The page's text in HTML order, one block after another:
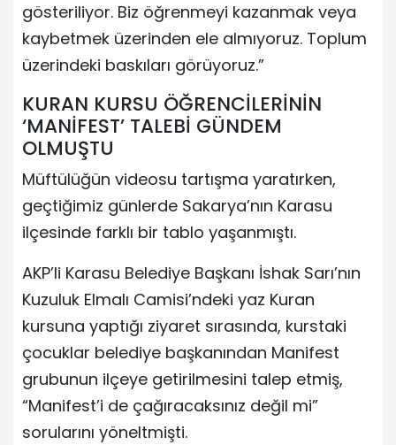
gösteriliyor. Biz öğrenmeyi kazanmak veya
kaybetmek üzerinden ele almıyoruz. Toplum
üzerindeki baskıları görüyoruz.”
KURAN KURSU ÖĞRENCİLERİNİN
‘MANİFEST’ TALEBİ GÜNDEM
OLMUŞTU
Müftülüğün videosu tartışma yaratırken,
geçtiğimiz günlerde Sakarya’nın Karasu
ilçesinde farklı bir tablo yaşanmıştı.
AKP’li Karasu Belediye Başkanı İshak Sarı’nın
Kuzuluk Elmalı Camisi’ndeki yaz Kuran
kursuna yaptığı ziyaret sırasında, kurstaki
çocuklar belediye başkanından Manifest
grubunun ilçeye getirilmesini talep etmiş,
“Manifest’i de çağıracaksınız değil mi”
sorularını yöneltmişti.